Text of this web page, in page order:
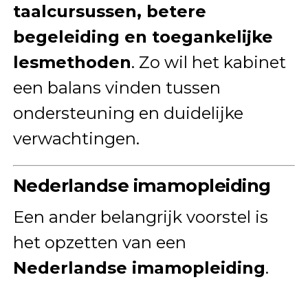
taalcursussen, betere
begeleiding en toegankelijke
lesmethoden. Zo wil het kabinet
een balans vinden tussen
ondersteuning en duidelijke
verwachtingen.
Nederlandse imamopleiding
Een ander belangrijk voorstel is
het opzetten van een
Nederlandse imamopleiding.